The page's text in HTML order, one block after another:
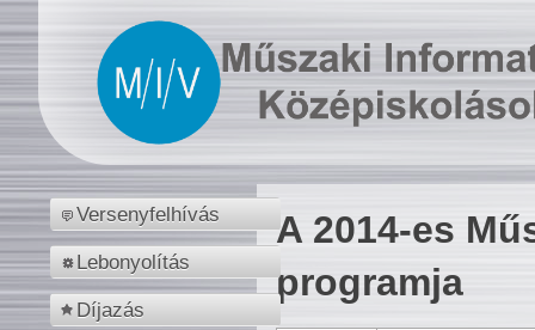
Versenyfelhívás
Lebonyolítás
Díjazás
A 2014-es
programja